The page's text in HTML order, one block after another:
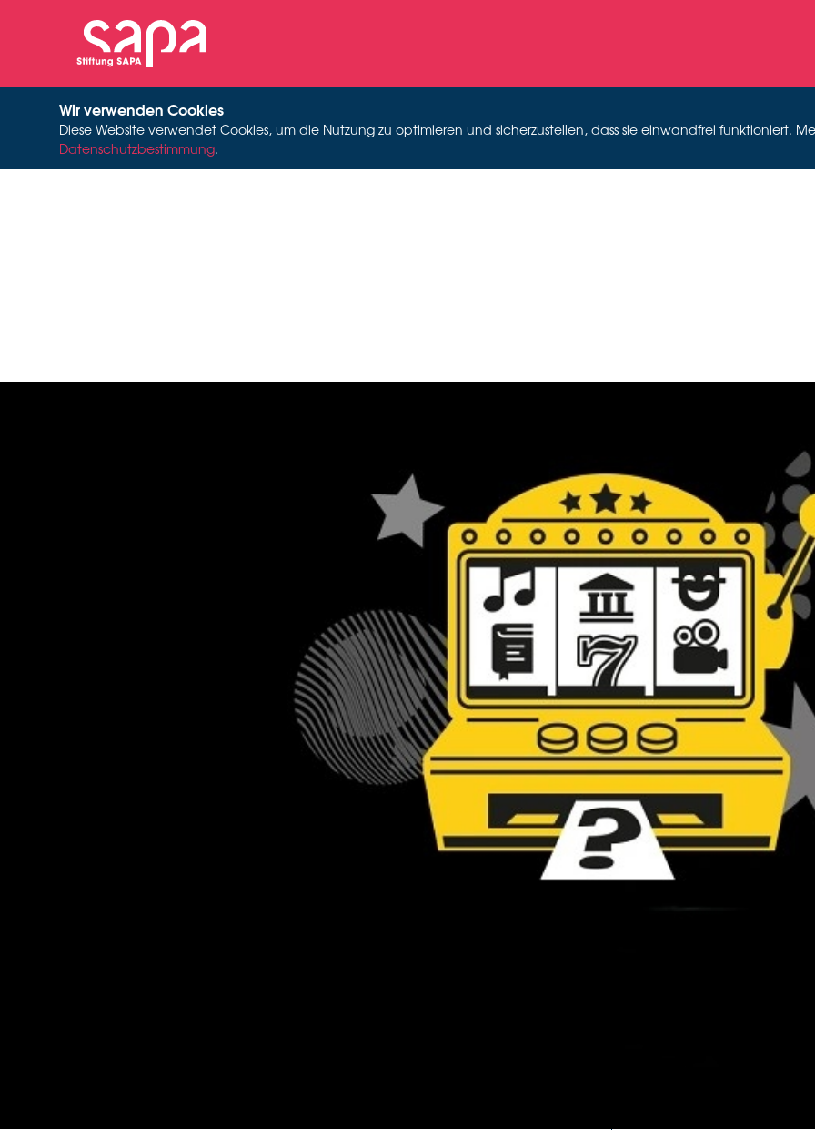
Wir verwenden Cookies
Diese Website verwendet Cookies, um die Nutzung zu optimieren und sicherzustellen, dass sie einwandfrei funktioniert.
Datenschutzbestimmung.
Eine Kulturentführung
Verabreden Sie sich
Berner Kultur!
Lassen Sie sich hinter
entführen, ins kreative
einem Apéro
1. September 2026
anderen Institution
nicht verraten. Den
Blind Dates bis um 14
Um 19:00 Uhr treffen
während einer Stunde
finden sich alle
Sie ihre Erlebnisse
dauert ca. drei Stunden.
Ein Projekt des Vereins
Erupt